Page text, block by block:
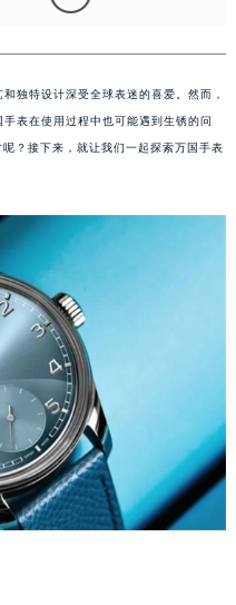
独特设计深受全球表迷的喜爱。然而，
表在使用过程中也可能遇到生锈的问
？接下来，就让我们一起探索万国手表